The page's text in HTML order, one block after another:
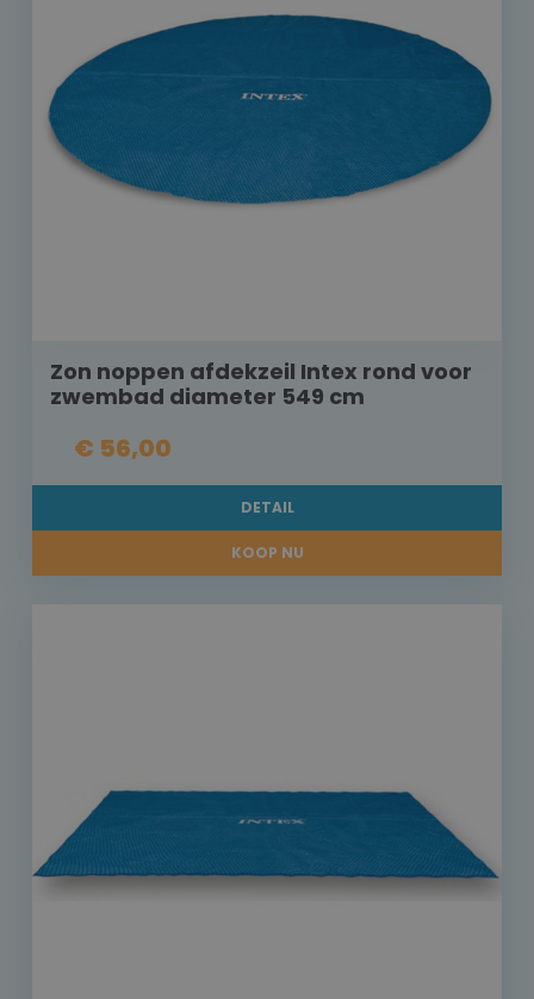
Zon noppen afdekzeil Intex rond voor
zwembad diameter 549 cm
€ 56,00
DETAIL
KOOP NU